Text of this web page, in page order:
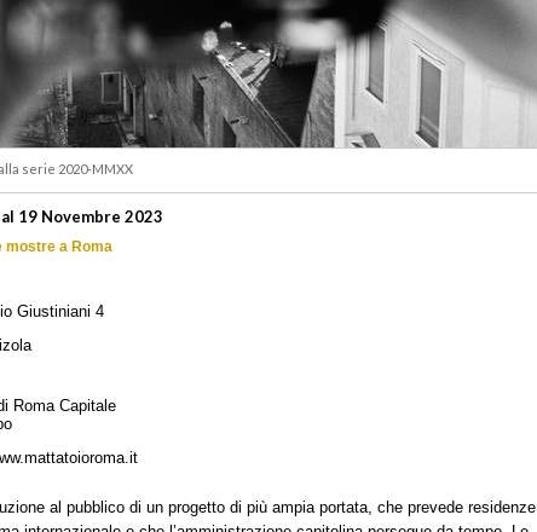
serie 2020-MMXX
19 Novembre 2023
mostre a Roma
Giustiniani 4
Roma Capitale
al pubblico di un progetto di più ampia portata, che prevede residenze